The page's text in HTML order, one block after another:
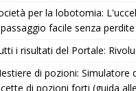
per la lobotomia:
facile senza perdite
i risultati del Portale:
di pozioni: Simulatore
di pozioni forti (guida